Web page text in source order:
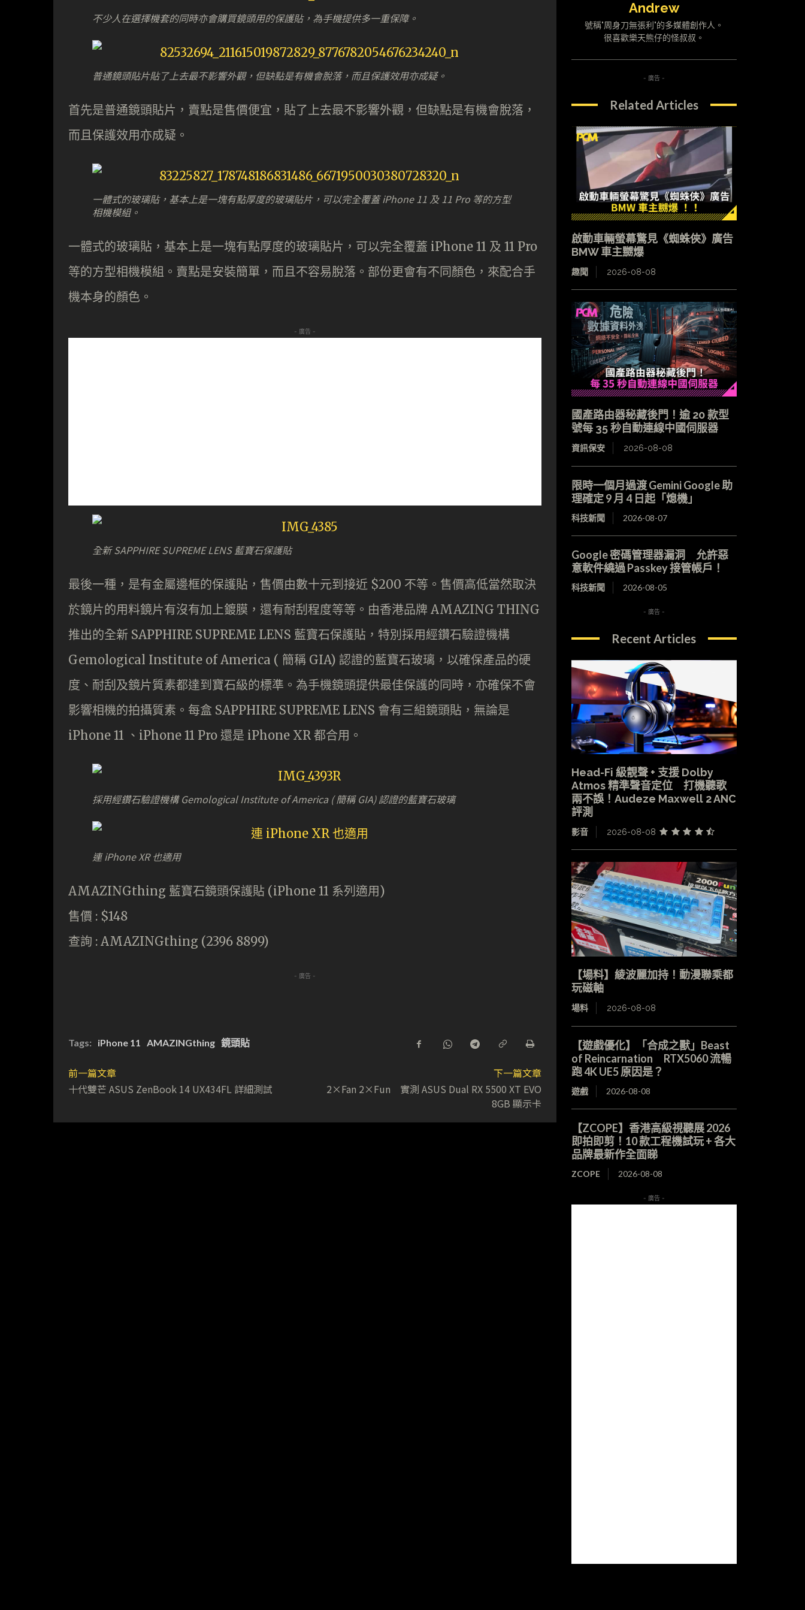
不少人在選擇機套的同時亦會購買鏡頭用的保護貼，為手機提供多一重保障。
普通鏡頭貼片貼了上去最不影響外觀，但缺點是有機會脫落，而且保護效用亦成疑。
首先是普通鏡頭貼片，賣點是售價便宜，貼了上去最不影響外觀，但缺點是有機會脫落，
而且保護效用亦成疑。
一體式的玻璃貼，基本上是一塊有點厚度的玻璃貼片，可以完全覆蓋 iPhone 11 及 11 Pro 等的方型
相機模組。
一體式的玻璃貼，基本上是一塊有點厚度的玻璃貼片，可以完全覆蓋 iPhone 11 及 11 Pro
等的方型相機模組。賣點是安裝簡單，而且不容易脫落。部份更會有不同顏色，來配合手
機本身的顏色。
- 廣告 -
全新 SAPPHIRE SUPREME LENS 藍寶石保護貼
最後一種，是有金屬邊框的保護貼，售價由數十元到接近 $200 不等。售價高低當然取決
於鏡片的用料鏡片有沒有加上鍍膜，還有耐刮程度等等。由香港品牌 AMAZING THING
推出的全新 SAPPHIRE SUPREME LENS 藍寶石保護貼，特別採用經鑽石驗證機構
Gemological Institute of America ( 簡稱 GIA) 認證的藍寶石玻璃，以確保產品的硬
度、耐刮及鏡片質素都達到寶石級的標準。為手機鏡頭提供最佳保護的同時，亦確保不會
影響相機的拍攝質素。每盒 SAPPHIRE SUPREME LENS 會有三組鏡頭貼，無論是
iPhone 11 、iPhone 11 Pro 還是 iPhone XR 都合用。
採用經鑽石驗證機構 Gemological Institute of America ( 簡稱 GIA) 認證的藍寶石玻璃
連 iPhone XR 也適用
AMAZINGthing 藍寶石鏡頭保護貼 (iPhone 11 系列適用)
售價 : $148
查詢 : AMAZINGthing (2396 8899)
- 廣告 -
Tags: iPhone 11 AMAZINGthing 鏡頭貼
前一篇文章
十代雙芒 ASUS ZenBook 14 UX434FL 詳細測試
下一篇文章
2×Fan 2×Fun 實測 ASUS Dual RX 5500 XT EVO
8GB 顯示卡
Andrew
號稱"周身刀無張利"的多媒體創作人。
很喜歡樂天熊仔的怪叔叔。
- 廣告 -
Related Articles
啟動車輛螢幕驚見《蜘蛛俠》廣告
BMW 車主嬲爆
趣聞 2026-08-08
國產路由器秘藏後門！逾 20 款型
號每 35 秒自動連線中國伺服器
資訊保安 2026-08-08
限時一個月過渡 Gemini Google 助
理確定 9 月 4 日起「熄機」
科技新聞 2026-08-07
Google 密碼管理器漏洞 允許惡
意軟件繞過 Passkey 接管帳戶！
科技新聞 2026-08-05
- 廣告 -
Recent Articles
Head-Fi 級靚聲 + 支援 Dolby
Atmos 精準聲音定位 打機聽歌
兩不誤！Audeze Maxwell 2 ANC
評測
影音 2026-08-08
【場料】綾波麗加持！動漫聯乘都
玩磁軸
場料 2026-08-08
【遊戲優化】「合成之獸」Beast
of Reincarnation RTX5060 流暢
跑 4K UE5 原因是？
遊戲 2026-08-08
【ZCOPE】香港高級視聽展 2026
即拍即剪！10 款工程機試玩 + 各大
品牌最新作全面睇
ZCOPE 2026-08-08
- 廣告 -